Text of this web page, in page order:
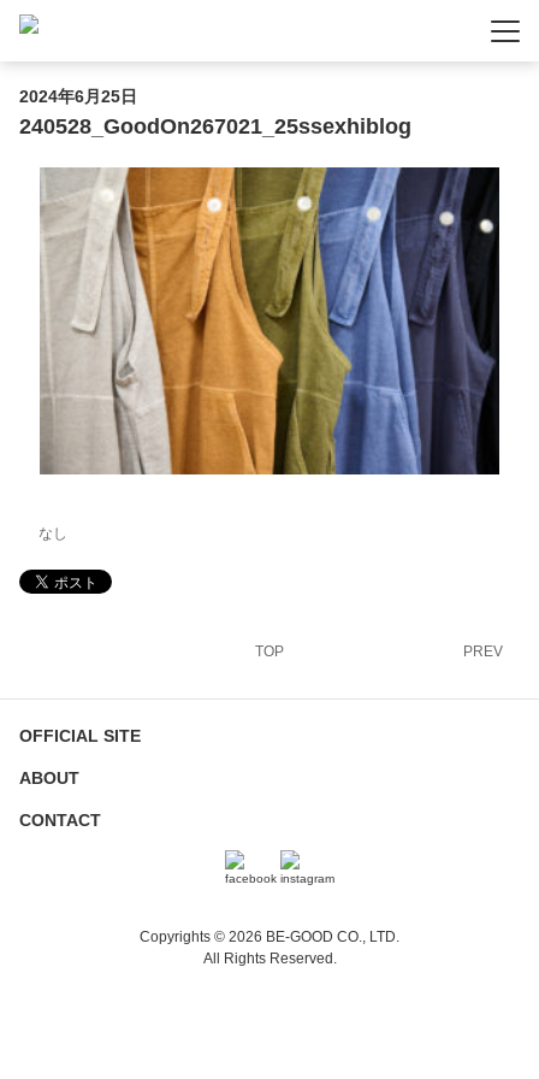
2024年6月25日
240528_GoodOn267021_25ssexhiblog
なし
TOP PREV
OFFICIAL SITE
ABOUT
CONTACT
Copyrights © 2026 BE-GOOD CO., LTD.
All Rights Reserved.